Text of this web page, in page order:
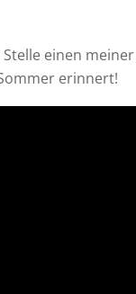
einen
erinnert!